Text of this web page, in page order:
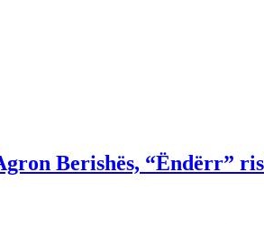
Berishës, “Ëndërr”